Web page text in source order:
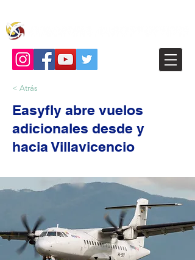
< Atrás
Easyfly abre vuelos
adicionales desde y
hacia Villavicencio